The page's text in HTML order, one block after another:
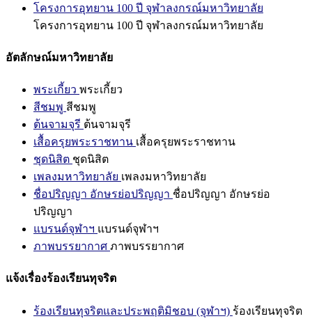
โครงการอุทยาน 100 ปี จุฬาลงกรณ์มหาวิทยาลัย
โครงการอุทยาน 100 ปี จุฬาลงกรณ์มหาวิทยาลัย
อัตลักษณ์มหาวิทยาลัย
พระเกี้ยว พระเกี้ยว
สีชมพู สีชมพู
ต้นจามจุรี ต้นจามจุรี
เสื้อครุยพระราชทาน เสื้อครุยพระราชทาน
ชุดนิสิต ชุดนิสิต
เพลงมหาวิทยาลัย เพลงมหาวิทยาลัย
ชื่อปริญญา อักษรย่อปริญญา ชื่อปริญญา อักษรย่อ
ปริญญา
แบรนด์จุฬาฯ แบรนด์จุฬาฯ
ภาพบรรยากาศ ภาพบรรยากาศ
แจ้งเรื่องร้องเรียนทุจริต
ร้องเรียนทุจริตและประพฤติมิชอบ (จุฬาฯ) ร้องเรียนทุจริต